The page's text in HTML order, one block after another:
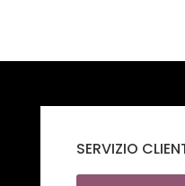
SERVIZIO